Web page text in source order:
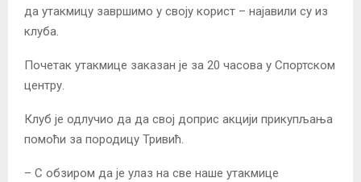
да утакмицу завршимо у своју корист – најавили су из
клуба.
Почетак утакмице заказан је за 20 часова у Спортском
центру.
Клуб је одлучио да да свој доприс акцији прикупљања
помоћи за породицу Тривић.
– С обзиром да је улаз на све наше утакмице